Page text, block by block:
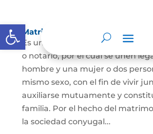
Abrir barra de herramientas
Matrimonio Civil
Es un contrato solemne
o notario, por el cual se unen
hombre y una mujer o dos
mismo sexo, con el fin de vivir
auxiliarse mutuamente y
familia. Por el hecho del
la sociedad conyugal...